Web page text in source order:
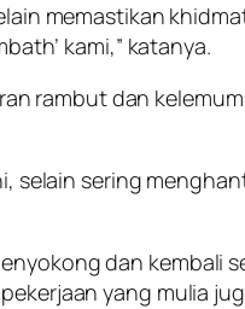
memastikan
kami,” katanya.
rambut dan
selain sering
dan kembali
yang mulia